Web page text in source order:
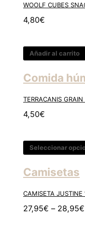
WOOLF CUBES
4,80€
Añadir al carrito
Comida
TERRACANIS GRAIN
4,50€
Seleccionar
Camisetas
CAMISETA JUSTINE
27,95€ – 28,95€